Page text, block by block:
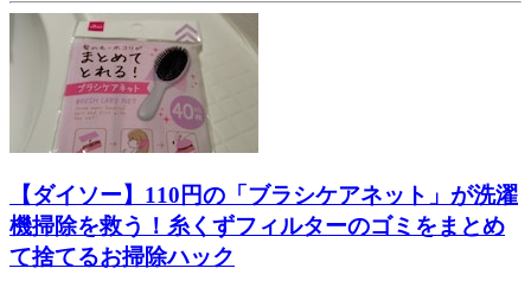
【ダイソー】110円の「ブラシケアネット」が洗濯
機掃除を救う！糸くずフィルターのゴミをまとめ
て捨てるお掃除ハック